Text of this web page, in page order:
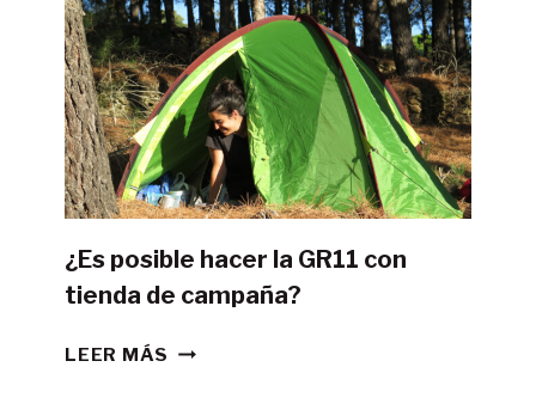
¿Es posible hacer la GR11 con
tienda de campaña?
LEER MÁS ¿ES